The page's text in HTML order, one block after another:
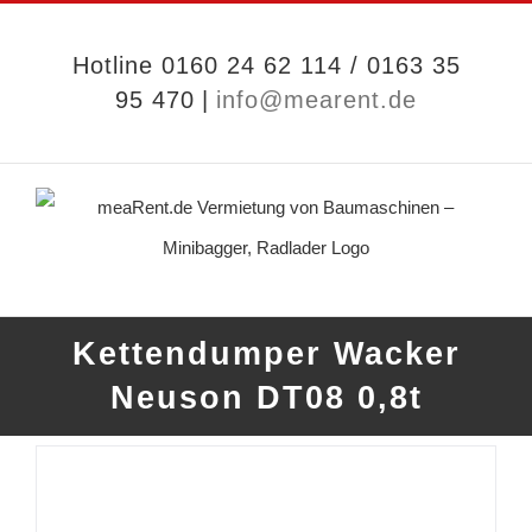
Hotline 0160 24 62 114 / 0163 35
95 470
info@mearent.de
Kettendumper Wacker
Neuson DT08 0,8t